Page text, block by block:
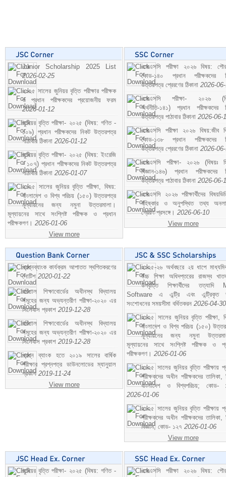
Junior Scholarship 2025 List
2026-02-25
২০২৫ সালের জুনিয়র বৃত্তি পরীক্ষার পরীক্ষক
ও প্রধান পরীক্ষকদের প্রয়োজনীয় ফরম
2026-01-12
জুনিয়র বৃত্তি পরীক্ষা- ২০২৫ (বিষয়: গণিত -
১০৯) প্রধান পরীক্ষকদের নিকট উত্তরপত্র
পাঠাবার ঠিকানা 2026-01-12
জুনিয়র বৃত্তি পরীক্ষা- ২০২৫ (বিষয়: ইংরেজি
- ১০৭) প্রধান পরীক্ষকদের নিকট উত্তরপত্র
পাঠাবার ঠিকানা 2026-01-07
২০২৫ সালের জুনিয়র বৃত্তি পরীক্ষা, বিষয়:
বাংলাদেশ ও বিশ্ব পরিচয় (১৫০) উত্তরপত্র
মূল্যায়নের জন্য নমুনা উত্তরমালা।
মূল্যায়নের সাথে সংশ্লিষ্ট পরীক্ষক ও প্রধান
পরীক্ষকগণ। 2026-01-06
View more
এসএসসি পরীক্ষা ২০২৬ বিষয়:
কোড-১৪০ প্রধান পরীক্ষকদের
উত্তরপত্র প্রেরণের ঠিকানা 2026-
এসএসসি পরীক্ষা- ২০২৬
অর্থনীতি-১৪১) প্রধান পরীক্ষকদের
উত্তরপত্র পাঠাবার ঠিকানা 2026-06-
এসএসসি পরীক্ষা ২০২৬ বিষয়:জীব
কোড-১৩৮ প্রধান পরীক্ষকদের
উত্তরপত্র প্রেরণের ঠিকানা 2026-
এসএসসি পরীক্ষা- ২০২৬ (বিষয়ঃ
বিজ্ঞান-১৪৬) প্রধান পরীক্ষকদের
উত্তরপত্র পাঠাবার ঠিকানা 2026-06-
এসএসসি ২০২৬ পরীক্ষার্থীদের
বহিষ্কার ও অনুপস্থিত তথ্য
প্রেরণ প্রসঙ্গে। 2026-06-10
View more
প্রশ্নব্যাংক কার্যক্রম আপাতত স্থগিতকরণের
নোটিশ 2020-01-22
বরিশাল শিক্ষাবোর্ডের অধীনস্থ বিদ্যালয়
সমূহের জন্য অভ্যন্তরীণ পরীক্ষা-২০২০ এর
সিলেবাস প্রকাশ 2019-12-28
বরিশাল শিক্ষাবোর্ডের অধীনস্থ বিদ্যালয়
সমূহের জন্য অভ্যন্তরীণ পরীক্ষা-২০২০ এর
সিলেবাস প্রকাশ 2019-12-28
প্রশ্ন ব্যাংক হতে ২০১৯ সালের বার্ষিক
পরীক্ষার প্রশ্নপত্র ডাউনলোডের ম্যানুয়াল
প্রকাশ 2019-11-24
View more
২০২৫-২৬ অর্থবছরে ২য় ধাপে
উচ্চ শিক্ষা অধিদপ্তরের রাজস্ব
উপবৃত্তি শিক্ষার্থীদের তত্যাদি
Software এ এন্ট্রি এবং এন্ট্রিকৃত
সংশোধনের সময়সীমা বর্ধিতকরন 2026-04-30
২০২৫ সালের জুনিয়র বৃত্তি পরীক্ষা,
বাংলাদেশ ও বিশ্ব পরিচয় (১৫০)
মূল্যায়নের জন্য নমুনা
মূল্যায়নের সাথে সংশ্লিষ্ট পরীক্ষক ও
পরীক্ষকগণ। 2026-01-06
২০২৫ সালের জুনিয়র বৃত্তি পরীক্ষায়
পরীক্ষকদের অধীন পরীক্ষকদের তালিকা,
বাংলাদেশ ও বিশ্বপরিচয়; কোড-
2026-01-06
২০২৫ সালের জুনিয়র বৃত্তি পরীক্ষায়
পরীক্ষকদের অধীন পরীক্ষকদের তালিকা,
বিজ্ঞান; কোড- ১২৭ 2026-01-06
View more
জুনিয়র বৃত্তি পরীক্ষা- ২০২৫ (বিষয়: গণিত -
এসএসসি পরীক্ষা ২০২৬ বিষয়: